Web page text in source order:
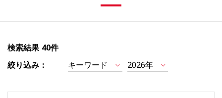
検索結果 40件
絞り込み：
キーワード 2026年